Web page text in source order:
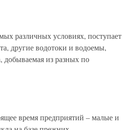
различных условиях, поступает
другие водотоки и водоемы,
добываемая из разных по
время предприятий – малые и